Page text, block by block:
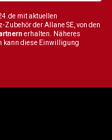
mit aktuellen
der Allane SE, von den
erhalten. Näheres
kann diese Einwilligung